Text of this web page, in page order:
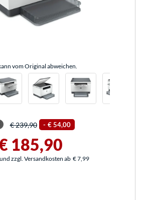
vom Original abweichen.
€ 239,90 - € 54,00
185,90
zzgl. Versandkosten ab € 7,99